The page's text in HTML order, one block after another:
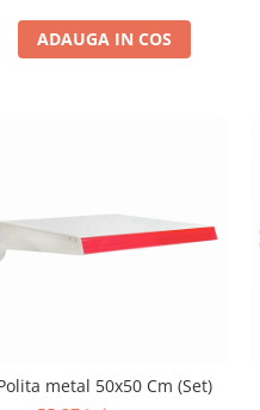
ADAUGA IN COS
metal 50x50 Cm (Set)